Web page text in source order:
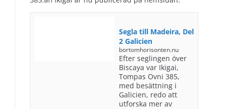
Segla till Madeira, Del
2 Galicien
bortomhorisonten.nu
Efter seglingen över
Biscaya var Ikigai,
Tompas Ovni 385,
med besättning i
Galicien, redo att
utforska mer av